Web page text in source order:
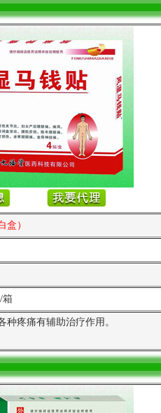
盒）
箱
种疼痛有辅助治疗作用。